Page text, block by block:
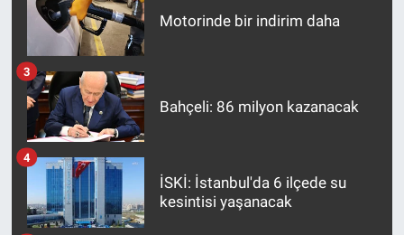
Motorinde bir indirim daha
Bahçeli: 86 milyon kazanacak
3
İSKİ: İstanbul'da 6 ilçede su
kesintisi yaşanacak
4
Gün Bitiyor
Gün Ortası
Gündem Özel
Günün görüntüsü
Haber